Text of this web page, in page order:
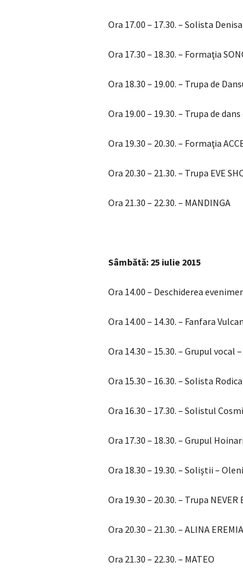
Ora 17.00 – 17.30. – Solista
Ora 17.30 – 18.30. – Formaţia
Ora 18.30 – 19.00. – Trupa de
Ora 19.00 – 19.30. – Trupa de
Ora 19.30 – 20.30. – Formaţia
Ora 20.30 – 21.30. – Trupa EVE
Ora 21.30 – 22.30. – MANDINGA
Sâmbătă: 25 iulie 2015
Ora 14.00 – Deschiderea
Ora 14.00 – 14.30. – Fanfara Vulcan
Ora 14.30 – 15.30. – Grupul vocal
Ora 15.30 – 16.30. – Solista
Ora 16.30 – 17.30. – Solistul
Ora 17.30 – 18.30. – Grupul
Ora 18.30 – 19.30. – Soliştii –
Ora 19.30 – 20.30. – Trupa NEVER
Ora 20.30 – 21.30. – ALINA EREMIA
Ora 21.30 – 22.30. – MATEO